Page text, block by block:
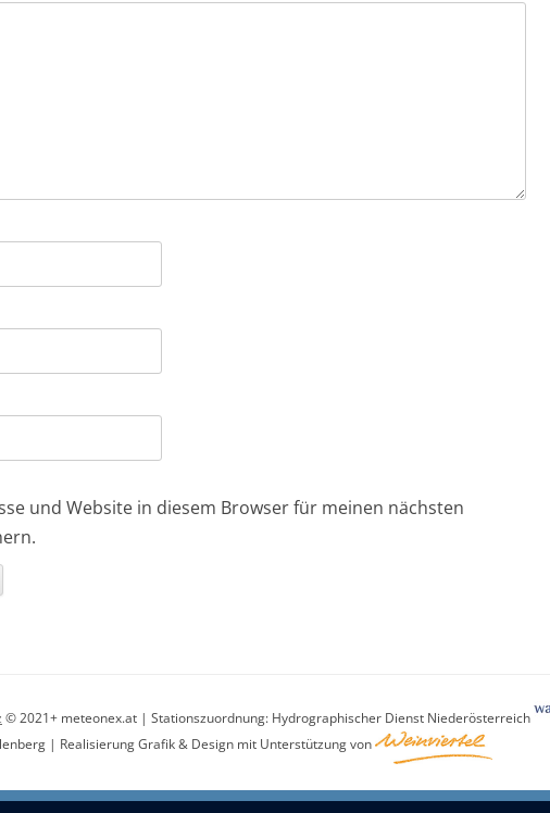
und Website in diesem Browser für meinen nächsten
© 2021+ meteonex.at | Stationszuordnung: Hydrographischer Dienst Niederösterreich
| Realisierung Grafik & Design mit Unterstützung von